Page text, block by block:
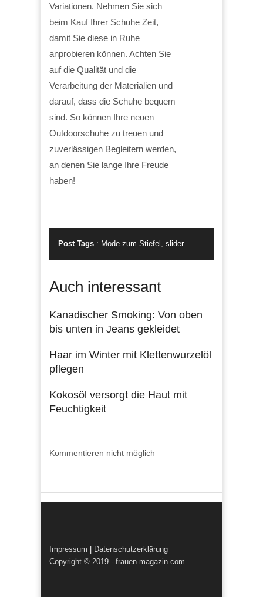
Variationen. Nehmen Sie sich
beim Kauf Ihrer Schuhe Zeit,
damit Sie diese in Ruhe
anprobieren können. Achten Sie
auf die Qualität und die
Verarbeitung der Materialien und
darauf, dass die Schuhe bequem
sind. So können Ihre neuen
Outdoorschuhe zu treuen und
zuverlässigen Begleitern werden,
an denen Sie lange Ihre Freude
haben!
Post Tags : Mode zum Stiefel slider
Auch interessant
Kanadischer Smoking: Von oben
bis unten in Jeans gekleidet
Haar im Winter mit Klettenwurzelöl
pflegen
Kokosöl versorgt die Haut mit
Feuchtigkeit
Kommentieren nicht möglich
Impressum
Datenschutzerklärung
Copyright © 2019 - frauen-magazin.com